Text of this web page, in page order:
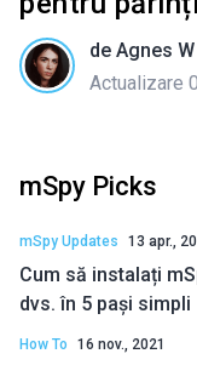
de Agnes
Actualizare
mSpy Picks
mSpy Updates 13 apr.,
Cum să instalați
dvs. în 5 pași simpli
How To 16 nov., 2021